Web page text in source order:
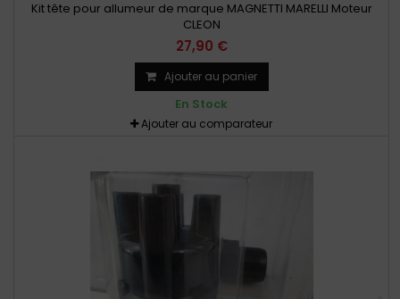
Kit tête pour allumeur de marque MAGNETTI MARELLI Moteur
CLEON
27,90 €
Ajouter au panier
En Stock
Ajouter au comparateur